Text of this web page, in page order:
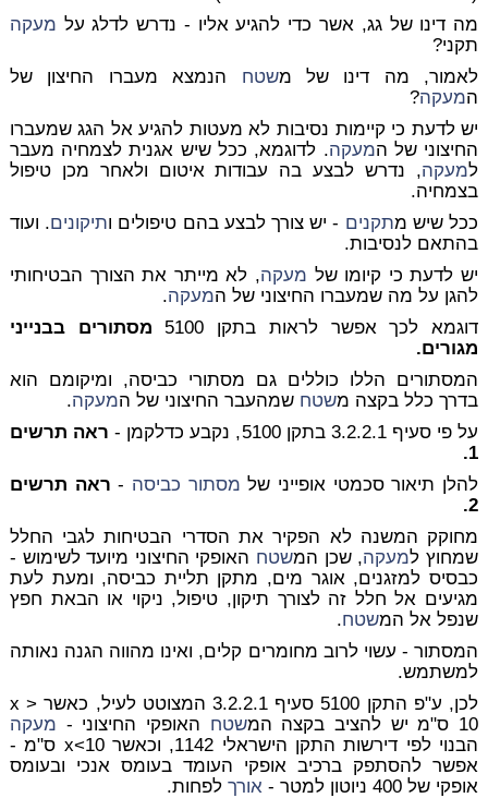
מה דינו של גג, אשר כדי להגיע אליו - נדרש לדלג על מעקה
תקני?
לאמור, מה דינו של משטח הנמצא מעברו החיצון של
המעקה?
יש לדעת כי קיימות נסיבות לא מעטות להגיע אל הגג שמעברו
החיצוני של המעקה. לדוגמא, ככל שיש אגנית לצמחיה מעבר
למעקה, נדרש לבצע בה עבודות איטום ולאחר מכן טיפול
בצמחיה.
ככל שיש מתקנים - יש צורך לבצע בהם טיפולים ותיקונים. ועוד
בהתאם לנסיבות.
יש לדעת כי קיומו של מעקה, לא מייתר את הצורך הבטיחותי
להגן על מה שמעברו החיצוני של המעקה.
דוגמא לכך אפשר לראות בתקן 5100
מסתורים בבנייני
מגורים.
המסתורים הללו כוללים גם מסתורי כביסה, ומיקומם הוא
בדרך כלל בקצה משטח שמהעבר החיצוני של המעקה.
על פי סעיף 3.2.2.1 בתקן 5100, נקבע כדלקמן -
ראה תרשים
1.
להלן תיאור סכמטי אופייני של מסתור כביסה - ראה תרשים
2.
מחוקק המשנה לא הפקיר את הסדרי הבטיחות לגבי החלל
שמחוץ למעקה, שכן המשטח האופקי החיצוני מיועד לשימוש -
כבסיס למזגנים, אוגר מים, מתקן תליית כביסה, ומעת לעת
מגיעים אל חלל זה לצורך תיקון, טיפול, ניקוי או הבאת חפץ
שנפל אל המשטח.
המסתור - עשוי לרוב מחומרים קלים, ואינו מהווה הגנה נאותה
למשתמש.
לכן, ע"פ התקן 5100 סעיף 3.2.2.1 המצוטט לעיל, כאשר x >
10 ס"מ יש להציב בקצה המ
שטח האופקי החיצוני - מעקה
הבנוי לפי דירשות התקן הישראלי 1142, וכאשר x<10 ס"מ -
אפשר להסתפק ברכיב אופקי העומד בעומס אנכי ובעומס
אופקי של 400 ניוטון למטר -
אורךלפחות.